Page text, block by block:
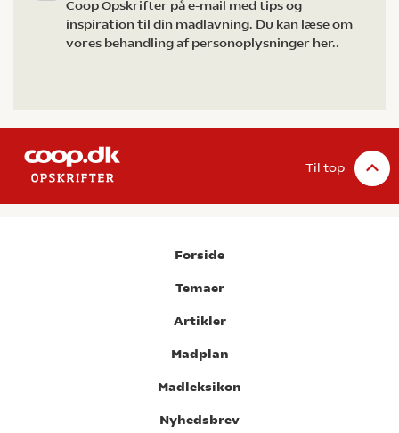
Coop Opskrifter på e-mail med tips og
inspiration til din madlavning. Du kan læse om
vores behandling af personoplysninger her..
Til top
Forside
Temaer
Artikler
Madplan
Madleksikon
Nyhedsbrev